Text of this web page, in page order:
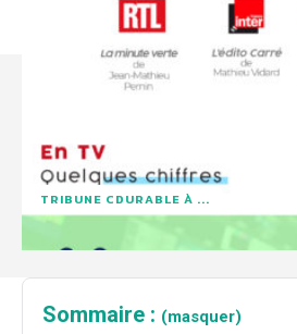
TRIBUNE CDURABLE À ...
Sommaire : (masquer)